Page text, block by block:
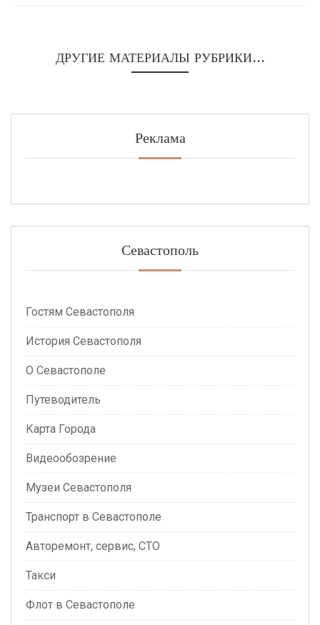
ДРУГИЕ МАТЕРИАЛЫ РУБРИКИ...
Реклама
Севастополь
Гостям Севастополя
История Севастополя
О Севастополе
Путеводитель
Карта Города
Видеообозрение
Музеи Севастополя
Транспорт в Севастополе
Авторемонт, сервис, СТО
Такси
Флот в Севастополе